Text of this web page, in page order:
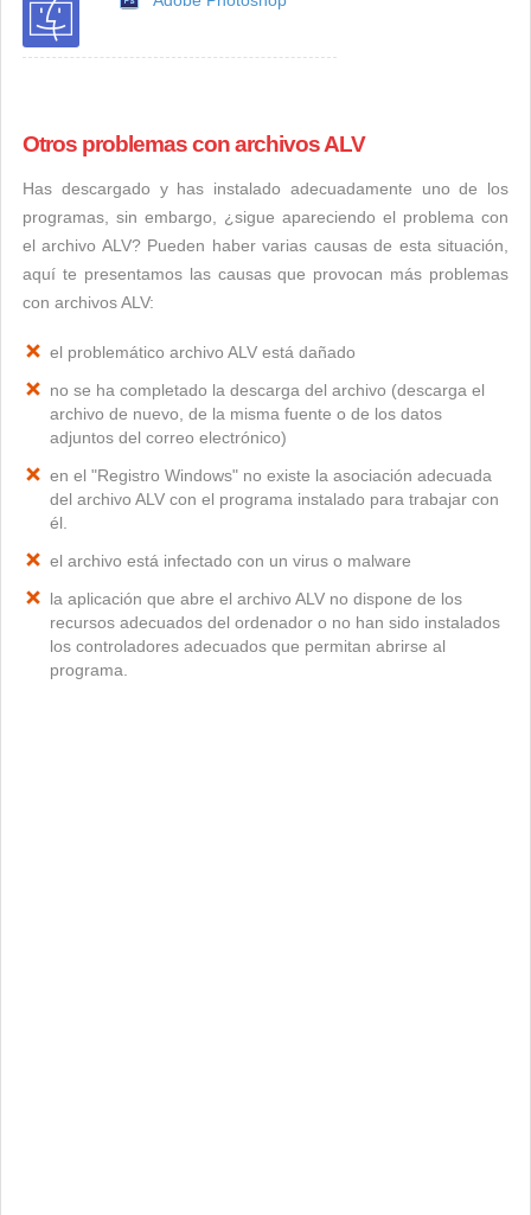
Otros problemas con archivos ALV
Has descargado y has instalado adecuadamente uno de los
programas, sin embargo, ¿sigue apareciendo el problema con
el archivo ALV? Pueden haber varias causas de esta situación,
aquí te presentamos las causas que provocan más problemas
con archivos ALV:
el problemático archivo ALV está dañado
no se ha completado la descarga del archivo (descarga el
archivo de nuevo, de la misma fuente o de los datos
adjuntos del correo electrónico)
en el "Registro Windows" no existe la asociación adecuada
del archivo ALV con el programa instalado para trabajar con
él.
el archivo está infectado con un virus o malware
la aplicación que abre el archivo ALV no dispone de los
recursos adecuados del ordenador o no han sido instalados
los controladores adecuados que permitan abrirse al
programa.